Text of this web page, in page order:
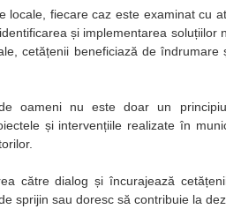
fiecare caz este examinat cu
și implementarea soluțiilor
cetățenii beneficiază de
oameni nu este doar un
și intervențiile realizate în
către dialog și încurajează
sprijin sau doresc să contribuie la